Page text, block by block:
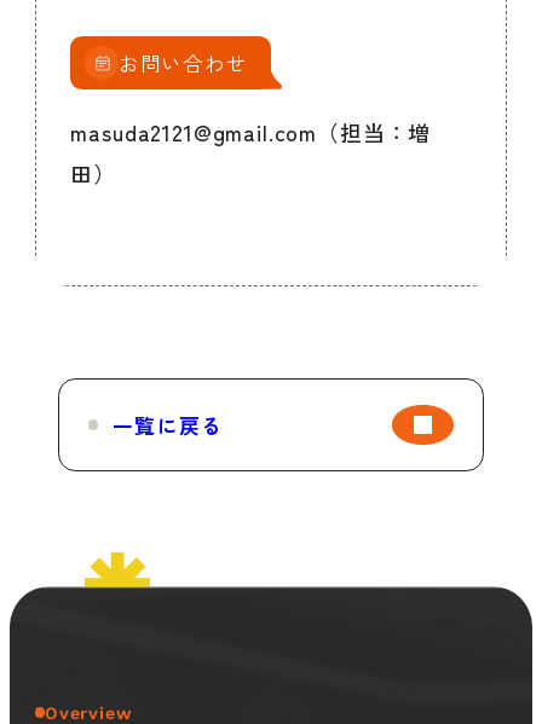
お問い合わせ
masuda2121@gmail.com（担当：増
田）
一覧に戻る
Overview